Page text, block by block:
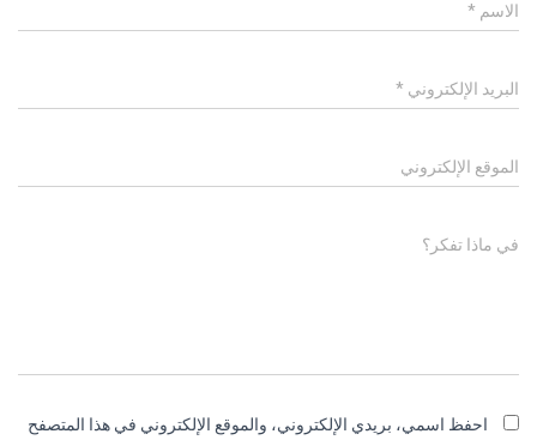
الاسم *
البريد الإلكتروني *
الموقع الإلكتروني
في ماذا تفكر؟
احفظ اسمي، بريدي الإلكتروني، والموقع الإلكتروني في هذا المتصفح